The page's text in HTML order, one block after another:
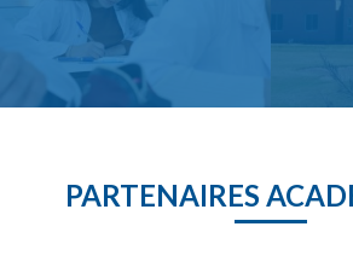
PARTENAIRES